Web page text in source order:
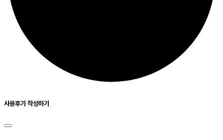
사용후기 작성하기